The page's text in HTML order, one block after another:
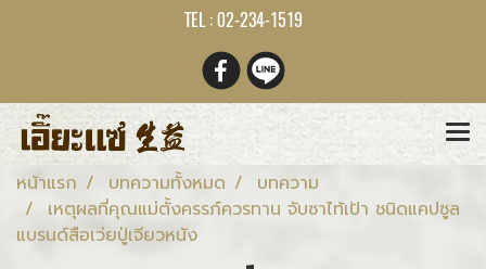
TEL : 02-234-1519
หน้าแรก บทความทั้งหมด
บทความ
เหตุผลที่คุณแม่ตั้งครรภ์ควรทาน จับซาไท้เป้า ชนิดแคปซูล
แบรนด์สือเว่ยปู่เจียวหนัง